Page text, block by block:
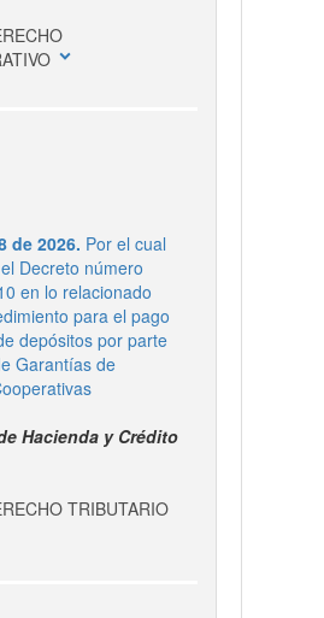
expand_more
de 2026. Por el cual
Decreto número
en lo relacionado
para el pago
depósitos por parte
Garantías de
Hacienda y Crédito
TRIBUTARIO